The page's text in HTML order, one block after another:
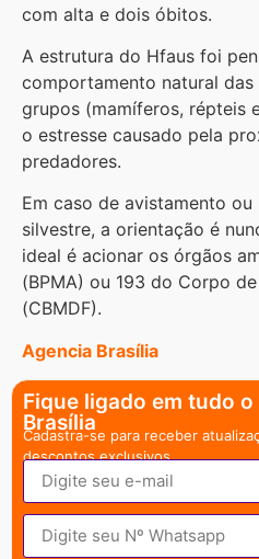
com alta e dois óbitos.
A estrutura do Hfaus foi
comportamento natural
grupos (mamíferos, répteis
o estresse causado pela
predadores.
Em caso de avistamento ou
silvestre, a orientação é
ideal é acionar os órgãos
(BPMA) ou 193 do Corpo
(CBMDF).
Agencia Brasília
Fique ligado em tudo
Brasília
Cadastra-se para receber
descontos exclusivos.